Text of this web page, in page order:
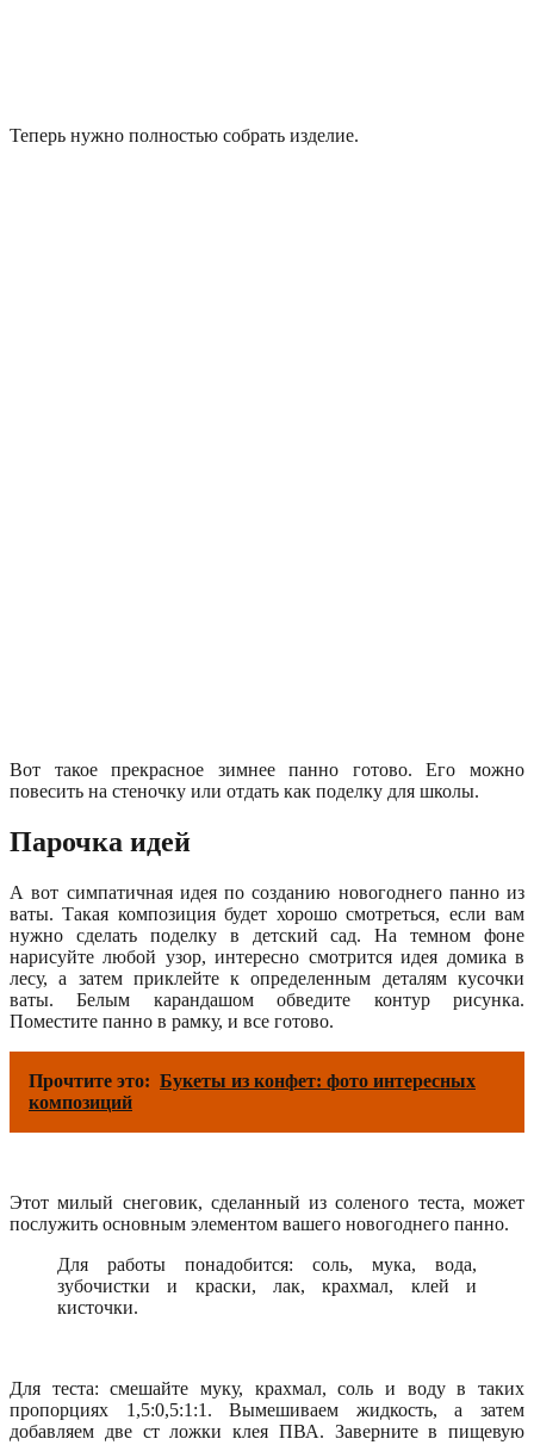
Теперь нужно полностью собрать изделие.
Вот такое прекрасное зимнее панно готово. Его можно
повесить на стеночку или отдать как поделку для школы.
Парочка идей
А вот симпатичная идея по созданию новогоднего панно из
ваты. Такая композиция будет хорошо смотреться, если вам
нужно сделать поделку в детский сад. На темном фоне
нарисуйте любой узор, интересно смотрится идея домика в
лесу, а затем приклейте к определенным деталям кусочки
ваты. Белым карандашом обведите контур рисунка.
Поместите панно в рамку, и все готово.
Прочтите это: Букеты из конфет: фото интересных
композиций
Этот милый снеговик, сделанный из соленого теста, может
послужить основным элементом вашего новогоднего панно.
Для работы понадобится: соль, мука, вода,
зубочистки и краски, лак, крахмал, клей и
кисточки.
Для теста: смешайте муку, крахмал, соль и воду в таких
пропорциях 1,5:0,5:1:1. Вымешиваем жидкость, а затем
добавляем две ст ложки клея ПВА. Заверните в пищевую